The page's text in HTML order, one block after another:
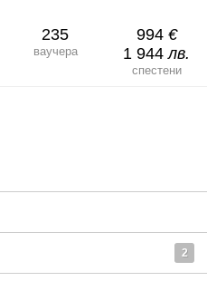
235
ваучера
994 €
1 944лв.
спестени
2